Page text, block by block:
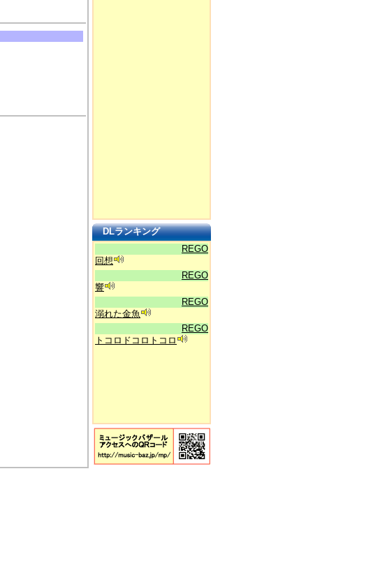
DLランキング
REGO
回想
REGO
響
REGO
溺れた金魚
REGO
トコロドコロトコロ